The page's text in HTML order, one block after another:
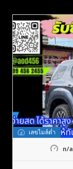
เลขไมล์ต่ำ
n/a